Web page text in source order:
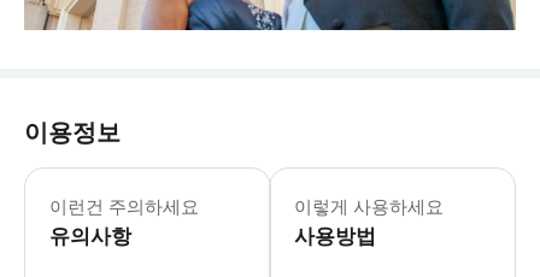
이용정보
이런건 주의하세요
유의사항
이렇게 사용하세요
사용방법